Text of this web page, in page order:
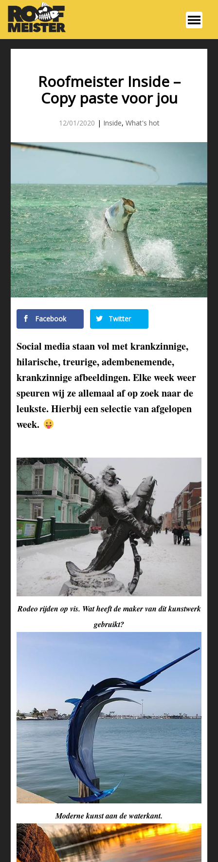
Roofmeister Inside –
Copy paste voor jou
12/01/2020 | Inside, What's hot
Facebook Twitter
Social media staan vol met krankzinnige,
hilarische, treurige, adembenemende,
krankzinnige afbeeldingen. Elke week weer
speuren wij ze allemaal af op zoek naar de
leukste. Hierbij een selectie van afgelopen
week.
Rodeo rijden op vis. Wat heeft de maker van dit kunstwerk
gebruikt?
Moderne kunst aan de waterkant.